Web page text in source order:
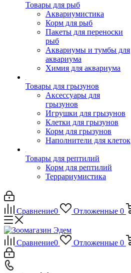
Товары для рыб
Аквариумистика
Корм для рыб
Пакеты для переноски
рыб
Аквариумы и тумбы для
аквариума
Химия для аквариума
Товары для грызунов
Аксессуары для
грызунов
Игрушки для грызунов
Клетки для грызунов
Корм для грызунов
Наполнители для клеток
Товары для рептилий
Корм для рептилий
Террариумистика
Сравнение0 Отложенные 0
Сравнение0 Отложенные 0